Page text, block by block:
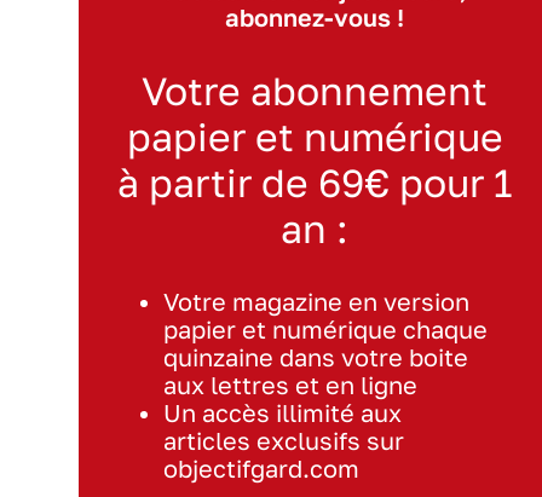
abonnez-vous !
Votre abonnement
papier et numérique
à partir de 69€ pour 1
an :
Votre magazine en version
papier et numérique chaque
quinzaine dans votre boite
aux lettres et en ligne
Un accès illimité aux
articles exclusifs sur
objectifgard.com